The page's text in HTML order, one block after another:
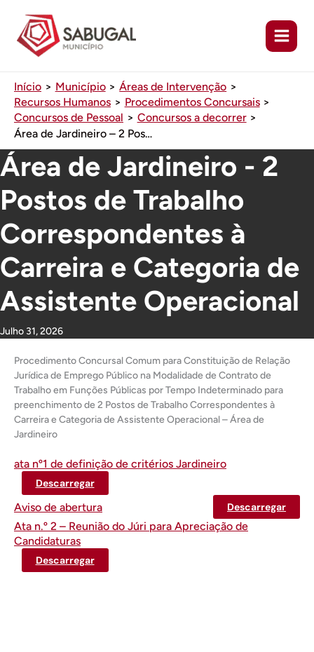
conteúdo
Início Município
Áreas de Intervenção
Recursos Humanos
Procedimentos Concursais
Concursos de Pessoal
Concursos a decorrer
Área de Jardineiro – 2 Postos de Trabalho Correspondentes à Carreira e Categoria de Assistente Operacional
Área de Jardineiro - 2
Postos de Trabalho
Correspondentes à
Carreira e Categoria de
Assistente Operacional
Julho 31, 2026
Procedimento Concursal Comum para Constituição de Relação
Jurídica de Emprego Público na Modalidade de Contrato de
Trabalho em Funções Públicas por Tempo Indeterminado para
preenchimento de 2 Postos de Trabalho Correspondentes à
Carreira e Categoria de Assistente Operacional – Área de
Jardineiro
ata nº1 de definição de critérios Jardineiro
Descarregar
Aviso de abertura Descarregar
Ata n.º 2 – Reunião do Júri para Apreciação de
Candidaturas
Descarregar